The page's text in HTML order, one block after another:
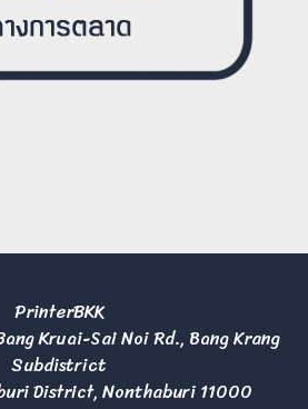
PrinterBKK
Kruai-Sai Noi Rd., Bang Krang
Subdistrict
District, Nonthaburi 11000